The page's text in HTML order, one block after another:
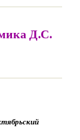
Д.С.